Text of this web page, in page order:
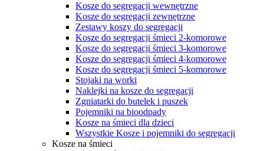
Kosze do segregacji wewnętrzne
Kosze do segregacji zewnętrzne
Zestawy koszy do segregacji
Kosze do segregacji śmieci 2-komorowe
Kosze do segregacji śmieci 3-komorowe
Kosze do segregacji śmieci 4-komorowe
Kosze do segregacji śmieci 5-komorowe
Stojaki na worki
Naklejki na kosze do segregacji
Zgniatarki do butelek i puszek
Pojemniki na bioodpady
Kosze na śmieci dla dzieci
Wszystkie Kosze i pojemniki do segregacji
Kosze na śmieci